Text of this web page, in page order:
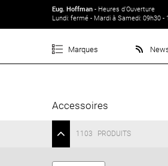
Eug. Hoffman - Heures d'Ouverture
Lundi: fermé - Mardi à Samedi: 09h30 -
Marques
Accessoires
1103 PRODUITS